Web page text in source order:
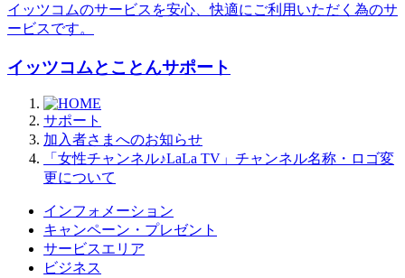
イッツコムのサービスを安心、快適にご利用いただく為のサ
ービスです。
イッツコムとことんサポート
サポート
加入者さまへのお知らせ
「女性チャンネル♪LaLa TV」チャンネル名称・ロゴ変
更について
インフォメーション
キャンペーン・プレゼント
サービスエリア
ビジネス